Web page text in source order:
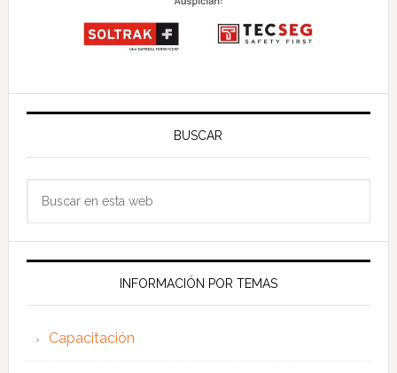
BUSCAR
web
INFORMACIÓN POR TEMAS
Capacitación